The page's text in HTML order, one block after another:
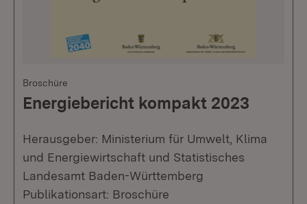
Broschüre
Energiebericht kompakt 2023
Herausgeber: Ministerium für Umwelt, Klima
und Energiewirtschaft und Statistisches
Landesamt Baden-Württemberg
Publikationsart: Broschüre